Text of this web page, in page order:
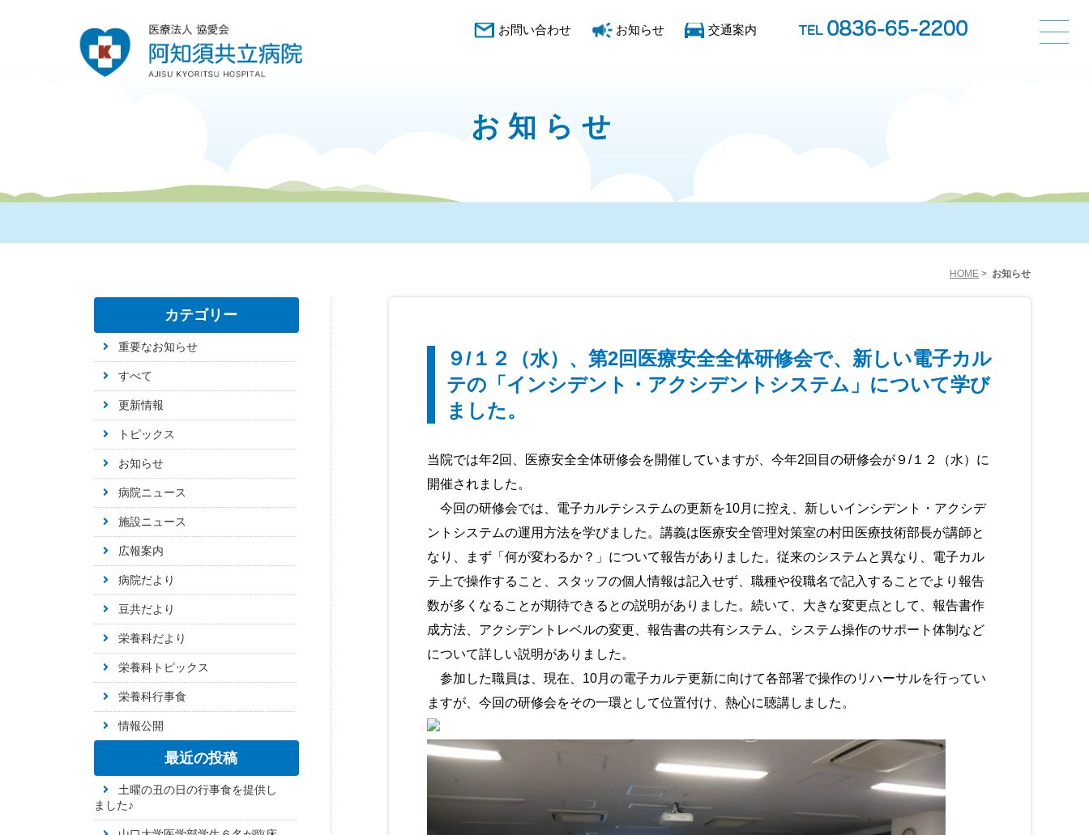
交通案内
お知らせ
お問い合わせ
お知らせ
HOME > お知らせ
９/１２（水）、第2回医療安全全体研修会で、新しい電子カル
テの「インシデント・アクシデントシステム」について学び
ました。
当院では年2回、医療安全全体研修会を開催していますが、今年2回目の研修会が９/１２（水）に
開催されました。
今回の研修会では、電子カルテシステムの更新を10月に控え、新しいインシデント・アクシデ
ントシステムの運用方法を学びました。講義は医療安全管理対策室の村田医療技術部長が講師と
なり、まず「何が変わるか？」について報告がありました。従来のシステムと異なり、電子カル
テ上で操作すること、スタッフの個人情報は記入せず、職種や役職名で記入することでより報告
数が多くなることが期待できるとの説明がありました。続いて、大きな変更点として、報告書作
成方法、アクシデントレベルの変更、報告書の共有システム、システム操作のサポート体制など
について詳しい説明がありました。
参加した職員は、現在、10月の電子カルテ更新に向けて各部署で操作のリハーサルを行ってい
ますが、今回の研修会をその一環として位置付け、熱心に聴講しました。
カテゴリー
重要なお知らせ
すべて
更新情報
トピックス
お知らせ
病院ニュース
施設ニュース
広報案内
病院だより
豆共だより
栄養科だより
栄養科トピックス
栄養科行事食
情報公開
最近の投稿
土曜の丑の日の行事食を提供し
ました♪